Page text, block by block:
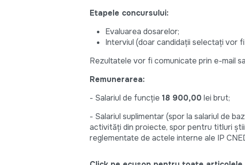
Etapele concursului:
Evaluarea dosarelor;
Interviul (doar candidații selectați vor
Rezultatele vor fi comunicate prin e-mail
Remunerarea:
- Salariul de funcție 18 900,00 lei brut;
- Salariul suplimentar (spor la salariul de
activități din proiecte, spor pentru titluri
reglementate de actele interne ale IP